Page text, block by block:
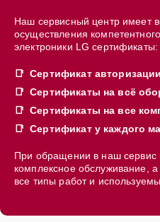
Наш сервисный центр имеет
осуществления
электроники LG сертификаты:
Сертификат
Сертификаты на всё
Сертификаты на все
Сертификат у каждого
При обращении в наш сервис
комплексное обслуживание,
все типы работ и